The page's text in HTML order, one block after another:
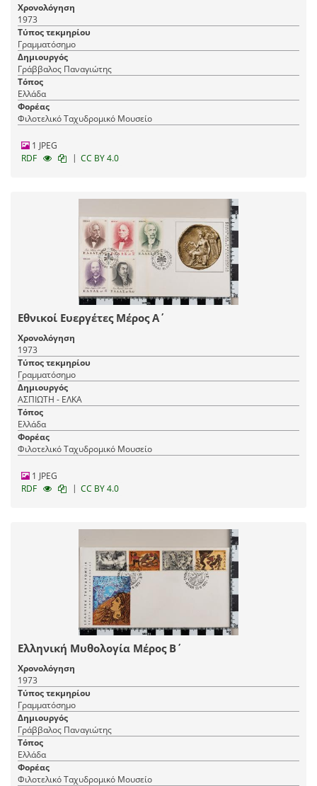
Χρονολόγηση
1973
Τύπος τεκμηρίου
Γραμματόσημο
Δημιουργός
Γράββαλος Παναγιώτης
Τόπος
Ελλάδα
Φορέας
Φιλοτελικό Ταχυδρομικό Μουσείο
1 JPEG
RDF
| CC BY 4.0
Εθνικοί Ευεργέτες Μέρος Α΄
Χρονολόγηση
1973
Τύπος τεκμηρίου
Γραμματόσημο
Δημιουργός
ΑΣΠΙΩΤΗ - ΕΛΚΑ
Τόπος
Ελλάδα
Φορέας
Φιλοτελικό Ταχυδρομικό Μουσείο
1 JPEG
RDF
| CC BY 4.0
Ελληνική Μυθολογία Μέρος Β΄
Χρονολόγηση
1973
Τύπος τεκμηρίου
Γραμματόσημο
Δημιουργός
Γράββαλος Παναγιώτης
Τόπος
Ελλάδα
Φορέας
Φιλοτελικό Ταχυδρομικό Μουσείο